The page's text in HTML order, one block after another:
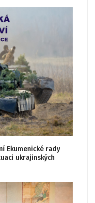
Ekumenické rady
ukrajinských